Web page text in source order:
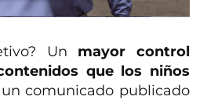
Un mayor control
que los niños
un comunicado publicado